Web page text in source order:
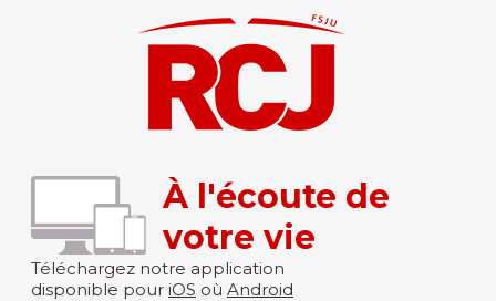
À l'écoute de
votre vie
Téléchargez notre application
disponible pour iOS où Android